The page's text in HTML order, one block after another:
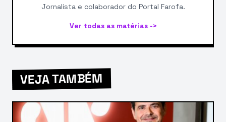
Jornalista e colaborador do Portal Farofa.
Ver todas as matérias ->
VEJA TAMBÉM